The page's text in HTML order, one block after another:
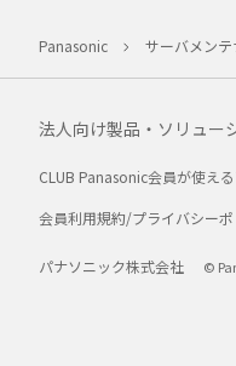
Panasonic サーバメンテ
法人向け製品・ソリュー
CLUB Panasonic会員が使え
会員利用規約/プライバシー
パナソニック株式会社 ©